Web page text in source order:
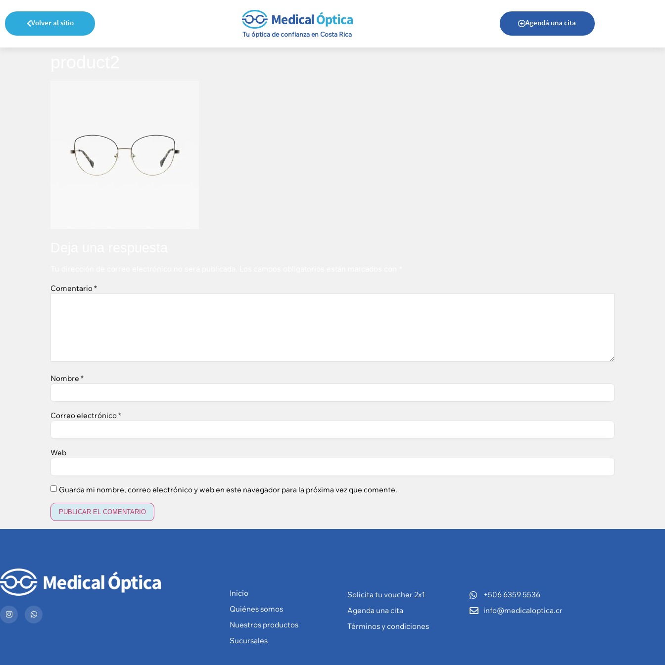
Volver al sitio
Tu óptica de confianza en Costa Rica
Agendá una cita
Comentario*
Nombre *
Correo electrónico*
Web
Guarda mi nombre, correo electrónico y web en este navegador para la próxima vez que comente.
Inicio
Quiénes somos
Nuestros productos
Sucursales
Solicita tu voucher 2x1
Agenda una cita
Términos y condiciones
+506 6359 5536
info@medicaloptica.cr